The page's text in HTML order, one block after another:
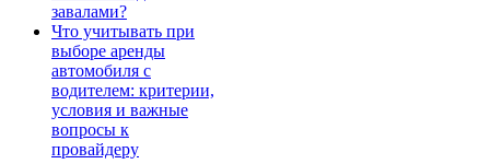
завалами?
Что учитывать при
выборе аренды
автомобиля с
водителем: критерии,
условия и важные
вопросы к
провайдеру